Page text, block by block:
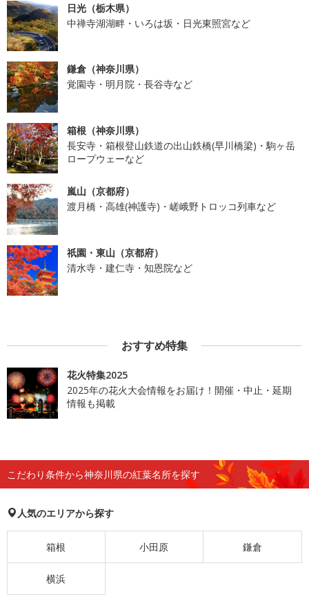
日光（栃木県）
中禅寺湖湖畔・いろは坂・日光東照宮など
鎌倉（神奈川県）
覚園寺・明月院・長谷寺など
箱根（神奈川県）
長安寺・箱根登山鉄道の出山鉄橋(早川橋梁)・駒ヶ岳
ロープウェーなど
嵐山（京都府）
渡月橋・高雄(神護寺)・嵯峨野トロッコ列車など
祇園・東山（京都府）
清水寺・建仁寺・知恩院など
おすすめ特集
花火特集2025
2025年の花火大会情報をお届け！開催・中止・延期
情報も掲載
こだわり条件から神奈川県の紅葉名所を探す
人気のエリアから探す
箱根 小田原 鎌倉
横浜